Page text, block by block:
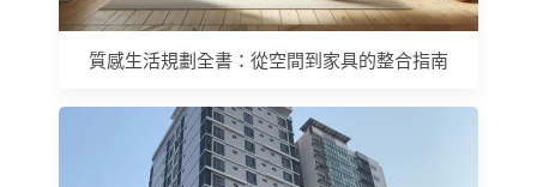
質感生活規劃全書：從空間到家具的整合指南